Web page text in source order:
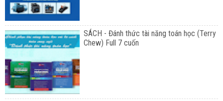
SÁCH - Đánh thức tài năng toán học (Terry
Chew) Full 7 cuốn